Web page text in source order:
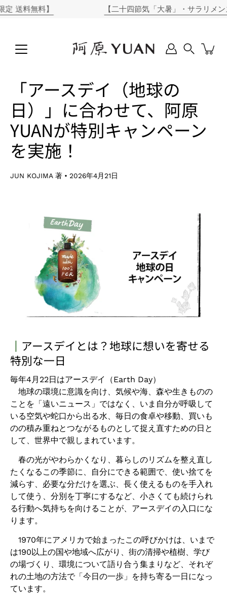
コ
ン
無料】 【二十四節気「大暑」・サラリメンズソ
「アースデイ（地球の
日）」に合わせて、阿原
YUANが特別キャンペーン
を実施！
JUN KOJIMA 著 2026年4月21日
┃ アースデイとは？地球に想いを寄せる
特別な一日
毎年4月22日はアースデイ（Earth Day）
地球の環境に意識を向け、気候や海、森や生きものの
ことを「遠いニュース」ではなく、いま自分が呼吸して
いる空気や蛇口から出る水、毎日の食卓や移動、買いも
のの積み重ねとつながるものとして捉え直すための日と
して、世界中で親しまれています。
春の光がやわらかくなり、暮らしのリズムを整え直し
たくなるこの季節に、自分にできる範囲で、使い捨てを
減らす、必要な分だけを選ぶ、長く使えるものを手入れ
して使う、分別を丁寧にするなど、小さくても続けられ
る行動へ気持ちを向けることが、アースデイの入口にな
ります。
1970年にアメリカで始まったこの呼びかけは、いまで
は190以上の国や地域へ広がり、街の清掃や植樹、学び
の場づくり、環境について語り合う集まりなど、それぞ
れの土地の方法で「今日の一歩」を持ち寄る一日になっ
ています。